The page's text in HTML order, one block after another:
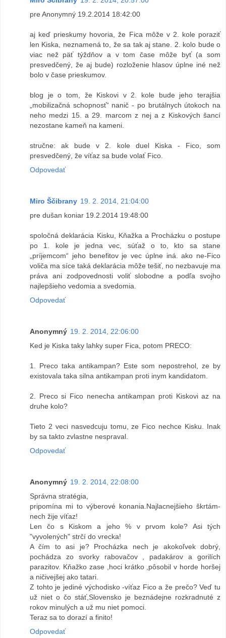
pre Anonymný 19.2.2014 18:42:00
aj keď prieskumy hovoria, že Fica môže v 2. kole poraziť
len Kiska, neznamená to, že sa tak aj stane. 2. kolo bude o
viac než päť týždňov a v tom čase môže byť (a som
presvedčený, že aj bude) rozloženie hlasov úplne iné než
bolo v čase prieskumov.
blog je o tom, že Kiskovi v 2. kole bude jeho terajšia
„mobilizačná schopnosť“ nanič - po brutálnych útokoch na
neho medzi 15. a 29. marcom z nej a z Kiskových šancí
nezostane kameň na kameni.
stručne: ak bude v 2. kole duel Kiska - Fico, som
presvedčený, že víťaz sa bude volať Fico.
Odpovedať
Miro Ščibrany 19. 2. 2014, 21:04:00
pre dušan koniar 19.2.2014 19:48:00
spoločná deklarácia Kisku, Kňažka a Procházku o postupe
po 1. kole je jedna vec, súťaž o to, kto sa stane
„príjemcom“ jeho benefitov je vec úplne iná. ako ne-Fico
voliča ma síce taká deklarácia môže tešiť, no nezbavuje ma
práva ani zodpovednosti voliť slobodne a podľa svojho
najlepšieho vedomia a svedomia.
Odpovedať
Anonymný 19. 2. 2014, 22:06:00
Ked je Kiska taky lahky super Fica, potom PRECO:
1. Preco taka antikampan? Este som nepostrehol, ze by
existovala taka silna antikampan proti inym kandidatom.
2. Preco si Fico nenecha antikampan proti Kiskovi az na
druhe kolo?
Tieto 2 veci nasvedcuju tomu, ze Fico nechce Kisku. Inak
by sa takto zvlastne nespraval.
Odpovedať
Anonymný 19. 2. 2014, 22:08:00
Správna stratégia,
pripomína mi to výberové konania.Najlacnejšieho škrtám-
nech žije víťaz!
Len čo s Kiskom a jeho % v prvom kole? Asi tých
"vyvolených" strčí do vrecka!
A čím to asi je? Procházka nech je akokoľvek dobrý,
pochádza zo svorky rabovačov , padakárov a gorilích
parazitov. Kňažko zase ,hoci krátko ,pôsobil v horde horšej
a ničivejšej ako tatari.
Z tohto je jediné východisko -víťaz Fico a že prečo? Veď tu
už niet o čo stáť,Slovensko je beznádejne rozkradnuté z
rokov minulých a už mu niet pomoci.
Teraz sa to dorazí a finito!
Odpovedať